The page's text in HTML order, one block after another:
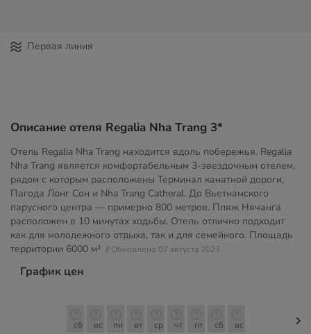
Первая линия
Описание отеля Regalia Nha Trang 3*
Отель Regalia Nha Trang находится вдоль побережья. Regalia
Nha Trang является комфортабельным 3-звездочным отелем,
рядом с которым расположены Терминал канатной дороги,
Пагода Лонг Сон и Nha Trang Catheral. До Вьетнамского
парусного центра — примерно 800 метров. Пляж Нячанга
расположен в 10 минутах ходьбы. Отель отлично подходит
как для молодежного отдыха, так и для семейного. Площадь
территории 6000 м² // Обновлено 07 августа 2023
График цен
сб вс пн вт ср чт пт сб вс